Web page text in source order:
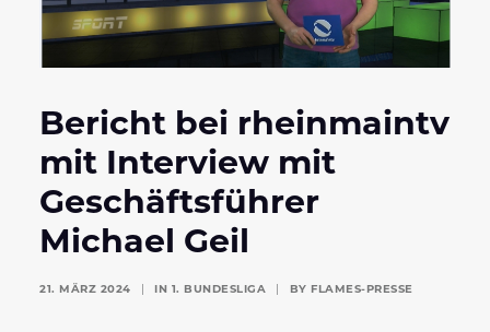
Bericht bei rheinmaintv
mit Interview mit
Geschäftsführer
Michael Geil
21. MÄRZ 2024 IN 1. BUNDESLIGA BY FLAMES-PRESSE